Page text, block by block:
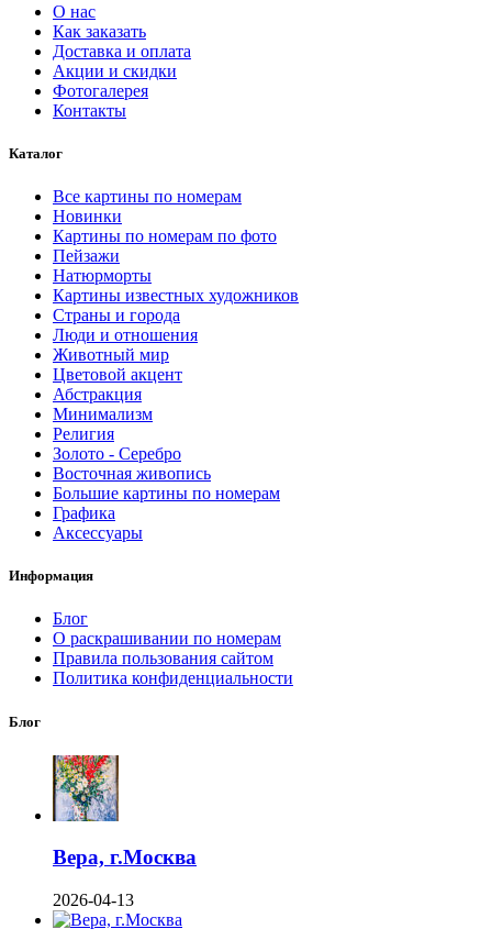
О нас
Как заказать
Доставка и оплата
Акции и скидки
Фотогалерея
Контакты
Каталог
Все картины по номерам
Новинки
Картины по номерам по фото
Пейзажи
Натюрморты
Картины известных художников
Страны и города
Люди и отношения
Животный мир
Цветовой акцент
Абстракция
Минимализм
Религия
Золото - Серебро
Восточная живопись
Большие картины по номерам
Графика
Аксессуары
Информация
Блог
О раскрашивании по номерам
Правила пользования сайтом
Политика конфиденциальности
Блог
Вера, г.Москва
2026-04-13